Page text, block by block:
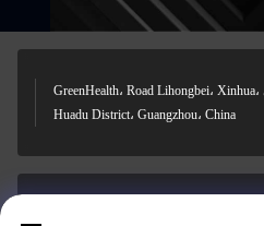
پارک صنعتی GreenHealth، Road Lihongbei، Xinhua،
Huadu District، Guangzhou، China